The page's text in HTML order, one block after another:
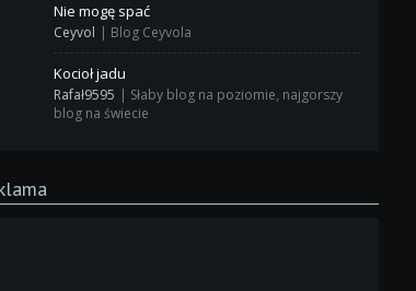
Nie mogę spać
Ceyvol | Blog Ceyvola
Kocioł jadu
Rafał9595 | Słaby blog na poziomie, najgorszy
blog na świecie